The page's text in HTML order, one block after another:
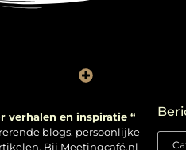
verhalen en inspiratie “
blogs, persoonlijke
Bij Meetingcafé.nl